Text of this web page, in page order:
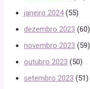
janeiro 2024(55)
dezembro 2023 (60)
novembro 2023 (59)
outubro 2023 (50)
setembro 2023 (51)